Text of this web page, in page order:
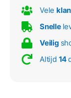
Vele
Snelle
Veilig
Altijd 14